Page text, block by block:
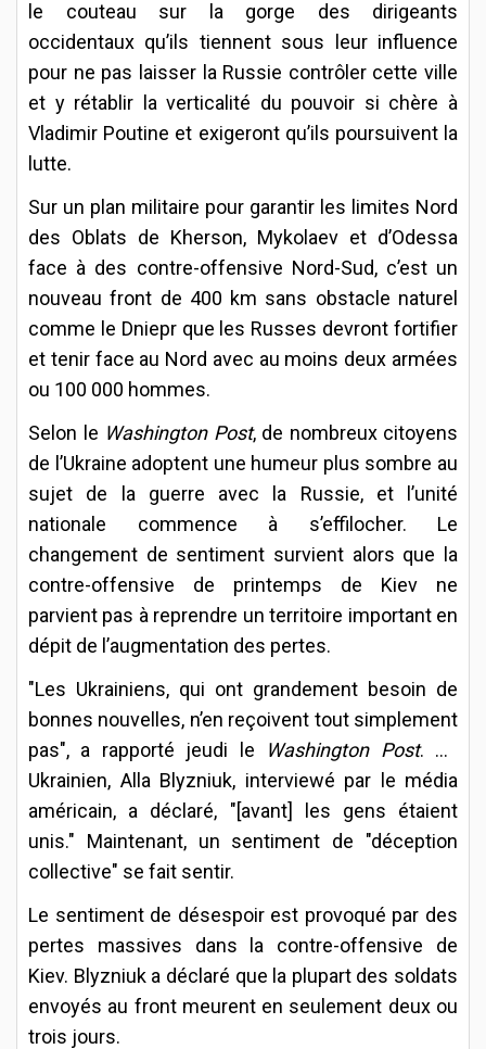
le couteau sur la gorge des dirigeants
occidentaux qu’ils tiennent sous leur influence
pour ne pas laisser la Russie contrôler cette ville
et y rétablir la verticalité du pouvoir si chère à
Vladimir Poutine et exigeront qu’ils poursuivent la
lutte.
Sur un plan militaire pour garantir les limites Nord
des Oblats de Kherson, Mykolaev et d’Odessa
face à des contre-offensive Nord-Sud, c’est un
nouveau front de 400 km sans obstacle naturel
comme le Dniepr que les Russes devront fortifier
et tenir face au Nord avec au moins deux armées
ou 100 000 hommes.
Selon le Washington Post, de nombreux citoyens
de l’Ukraine adoptent une humeur plus sombre au
sujet de la guerre avec la Russie, et l’unité
nationale commence à s’effilocher. Le
changement de sentiment survient alors que la
contre-offensive de printemps de Kiev ne
parvient pas à reprendre un territoire important en
dépit de l’augmentation des pertes.
"Les Ukrainiens, qui ont grandement besoin de
bonnes nouvelles, n’en reçoivent tout simplement
pas", a rapporté jeudi le
Washington Post. Un
Ukrainien, Alla Blyzniuk, interviewé par le média
américain, a déclaré, "[avant] les gens étaient
unis." Maintenant, un sentiment de "déception
collective" se fait sentir.
Le sentiment de désespoir est provoqué par des
pertes massives dans la contre-offensive de
Kiev. Blyzniuk a déclaré que la plupart des soldats
envoyés au front meurent en seulement deux ou
trois jours.